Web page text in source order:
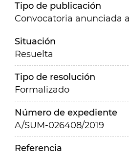
Tipo de publicación
Convocatoria anunciada
Situación
Resuelta
Tipo de resolución
Formalizado
Número de expediente
A/SUM-026408/2019
Referencia